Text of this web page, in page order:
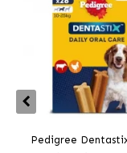
Pedigree